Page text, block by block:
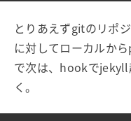
とりあえずgitのリポ
に対してローカルか
で次は、hookでjekyll
く。